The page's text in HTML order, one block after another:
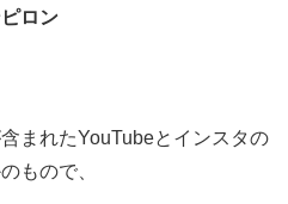
ロン
含まれたYouTubeとインスタの
もので、